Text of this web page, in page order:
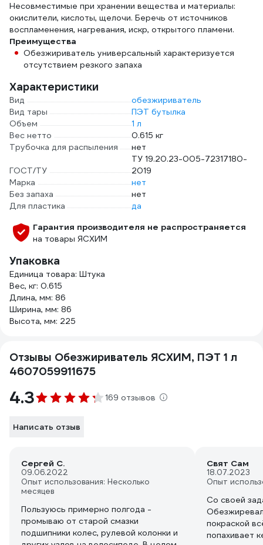
Несовместимые при хранении вещества и материалы:
окислители, кислоты, щелочи. Беречь от источников
воспламенения, нагревания, искр, открытого пламени.
Преимущества
Обезжириватель универсальный характеризуется
отсутствием резкого запаха
Характеристики
Вид
обезжириватель
Вид тары
ПЭТ бутылка
Объем
1 л
Вес нетто
0.615 кг
Трубочка для распыления
нет
ГОСТ/ТУ
ТУ 19.20.23-005-72317180-
2019
Марка
нет
Без запаха
нет
Для пластика
да
Гарантия производителя не распространяется
на товары ЯСХИМ
Упаковка
Единица товара: Штука
Вес, кг: 0.615
Длина, мм: 86
Ширина, мм: 86
Высота, мм: 225
Отзывы Обезжириватель ЯСХИМ, ПЭТ 1 л
4607059911675
4.3 169 отзывов
Написать отзыв
Сергей С.
09.06.2022
Опыт использования: Несколько
месяцев
Пользуюсь примерно полгода -
промываю от старой смазки
подшипники колес, рулевой колонки и
Свят Сам
18.07.2023
Опыт
Со своей
покраской
попахивает